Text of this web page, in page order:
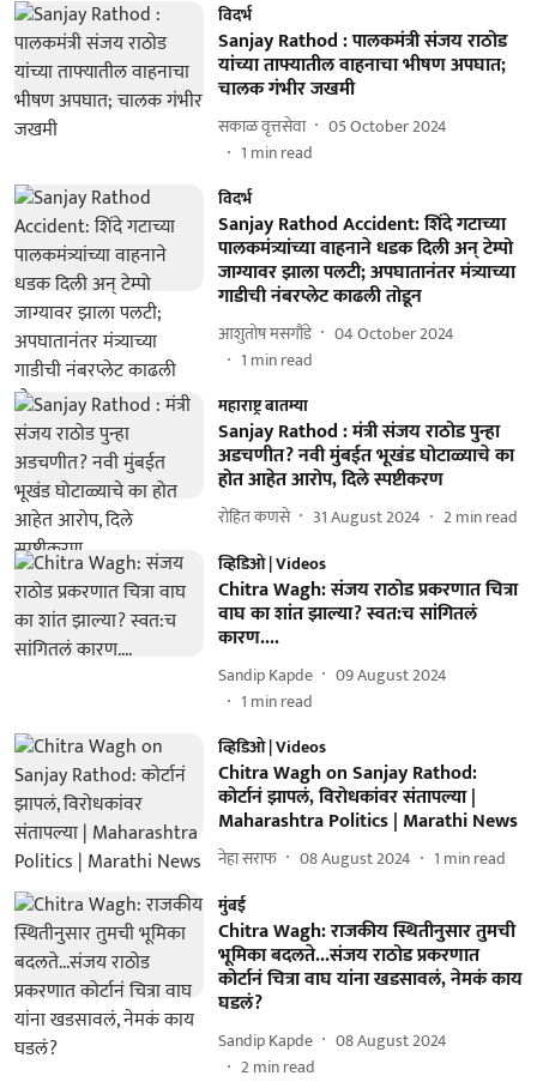
विदर्भ
Sanjay Rathod : पालकमंत्री संजय राठोड
यांच्या ताफ्यातील वाहनाचा भीषण अपघात;
चालक गंभीर जखमी
सकाळ वृत्तसेवा
05 October 2024
1 min read
विदर्भ
Sanjay Rathod Accident: शिंदे गटाच्या
पालकमंत्र्यांच्या वाहनाने धडक दिली अन् टेम्पो
जाग्यावर झाला पलटी; अपघातानंतर मंत्र्याच्या
गाडीची नंबरप्लेट काढली तोडून
आशुतोष मसगौंडे
04 October 2024
1 min read
महाराष्ट्र बातम्या
Sanjay Rathod : मंत्री संजय राठोड पुन्हा
अडचणीत? नवी मुंबईत भूखंड घोटाळ्याचे का
होत आहेत आरोप, दिले स्पष्टीकरण
रोहित कणसे 31 August 2024 2min read
व्हिडिओ | Videos
Chitra Wagh: संजय राठोड प्रकरणात चित्रा
वाघ का शांत झाल्या? स्वत:च सांगितलं
कारण....
Sandip Kapde
09 August 2024
1 min read
व्हिडिओ | Videos
Chitra Wagh on Sanjay Rathod:
कोर्टानं झापलं, विरोधकांवर संतापल्या |
Maharashtra Politics | Marathi News
नेहा सराफ 08 August 2024 1 min read
मुंबई
Chitra Wagh: राजकीय स्थितीनुसार तुमची
भूमिका बदलते...संजय राठोड प्रकरणात
कोर्टानं चित्रा वाघ यांना खडसावलं, नेमकं काय
घडलं?
Sandip Kapde
08 August 2024
2min read